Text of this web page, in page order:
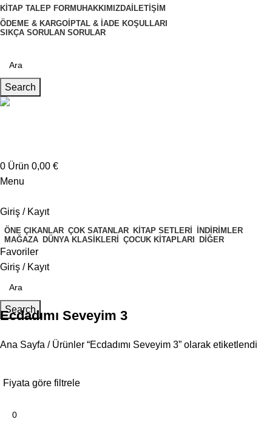
KITAP TALEP FORMUHAKKIMIZDA İLETIŞIM
ÖDEME & KARGO İPTAL & İADE KOŞULLARI
SIKÇA SORULAN SORULAR
Search
0 Ürün 0,00 €
Menu
Giriş / Kayıt
ÖNE ÇIKANLAR ÇOK SATANLAR KITAP SETLERI İNDIRIMLER
MAĞAZA DÜNYA KLASIKLERI ÇOCUK KITAPLARI DIĞER
Favoriler
Giriş / Kayıt
Search
Ecdadımı Seveyim 3
Ana Sayfa Ürünler “Ecdadımı Seveyim 3” olarak etiketlendi
Fiyata göre filtrele